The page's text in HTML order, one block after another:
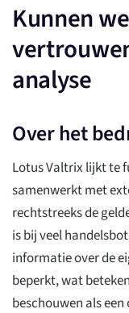
Kunnen
analyse
Over het
Lotus Valtrix lijkt te
samenwerkt met
rechtstreeks de
is bij veel
informatie over de
beperkt, wat
beschouwen als